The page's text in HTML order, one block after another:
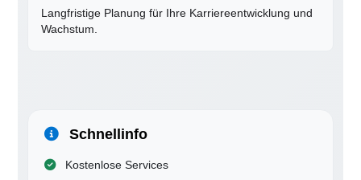
Langfristige Planung für Ihre Karriereentwicklung und
Wachstum.
Schnellinfo
Kostenlose Services